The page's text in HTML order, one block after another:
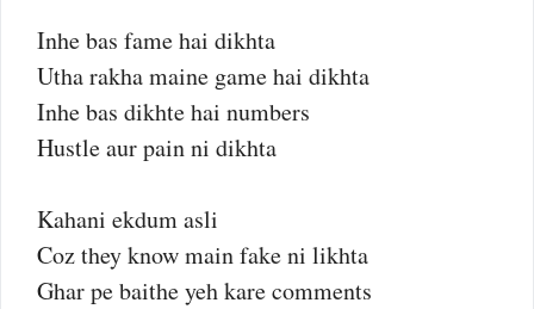
Inhe bas fame hai dikhta
Utha rakha maine game hai dikhta
Inhe bas dikhte hai numbers
Hustle aur pain ni dikhta
Kahani ekdum asli
Coz they know main fake ni likhta
Ghar pe baithe yeh kare comments